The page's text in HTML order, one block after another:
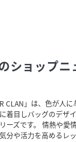
ショップニ
CLAN」は、色が人
着目しバッグのデザ
ーズです。 情熱や愛
分や活力を高めるレ